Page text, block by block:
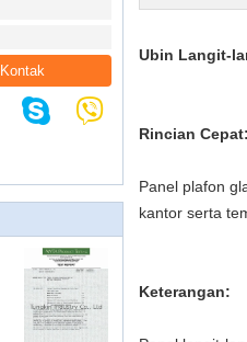
Kontak
Ubin Langit-
Rincian Cepat:
Panel plafon
kantor serta
Keterangan: